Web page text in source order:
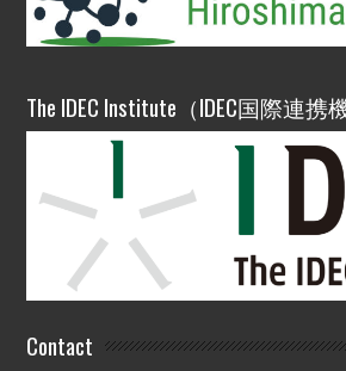
The IDEC Institute（IDEC国際連携
Contact